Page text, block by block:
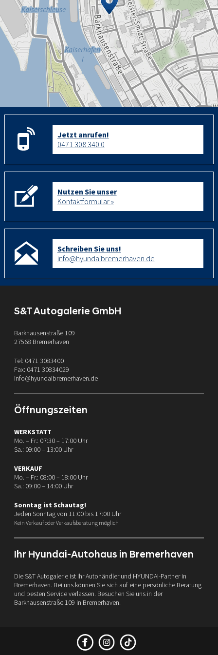
Jetzt anrufen!
0471 308 340 0
Nutzen Sie unser
Kontaktformular »
Schreiben Sie uns!
info@hyundaibremerhaven.de
S&T Autogalerie GmbH
Barkhausenstraße 109
27568 Bremerhaven
Tel: 0471 3083400
Fax: 0471 30834029
info@hyundaibremerhaven.de
Öffnungszeiten
WERKSTATT
Mo. – Fr.: 07:30 – 17:00 Uhr
Sa.: 09:00 – 13:00 Uhr
VERKAUF
Mo. – Fr.: 08:00 – 18:00 Uhr
Sa.: 09:00 – 14:00 Uhr
Sonntag ist Schautag!
Jeden Sonntag von 11:00 bis 17:00 Uhr
Kein Verkauf oder Verkaufsberatung möglich
Ihr Hyundai-Autohaus in Bremerhaven
Die S&T Autogalerie ist Ihr Autohändler und HYUNDAI-Partner in
Bremerhaven. Bei uns können Sie sich auf eine persönliche Beratung
und besten Service verlassen. Besuchen Sie uns in der
Barkhausenstraße 109 in Bremerhaven.